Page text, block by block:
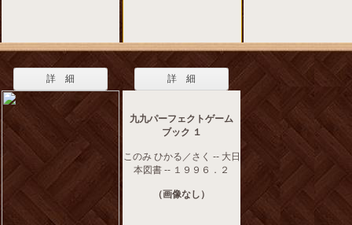
詳 細 詳 細
九九パーフェクトゲーム
ブック １
このみ ひかる／さく -- 大日
本図書 -- １９９６．２
（画像なし）